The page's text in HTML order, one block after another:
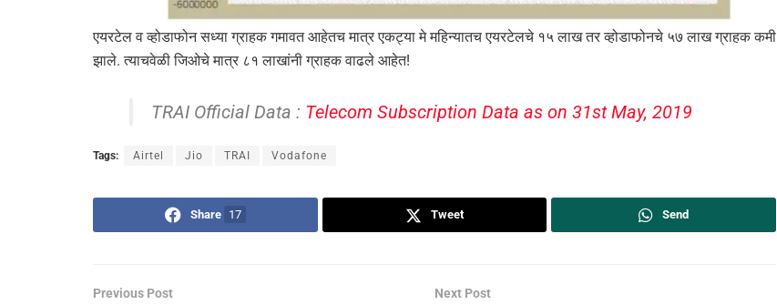
एयरटेल व व्होडाफोन सध्या ग्राहक गमावत आहेतच मात्र एकट्या मे महिन्यातच एयरटेलचे १५ लाख तर व्होडाफोनचे ५७ लाख ग्राहक कमी
झाले. त्याचवेळी जिओचे मात्र ८१ लाखांनी ग्राहक वाढले आहेत!
TRAI Official Data : Telecom Subscription Data as on 31st May, 2019
Tags: Airtel Jio TRAI Vodafone
Share 17 Tweet Send
Previous Post Next Post